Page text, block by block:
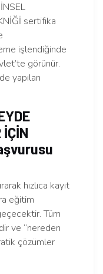
sertifika
işlendiğinde
görünür.
yapılan
hızlıca kayıt
eğitim
Tüm
ve “nereden
çözümler